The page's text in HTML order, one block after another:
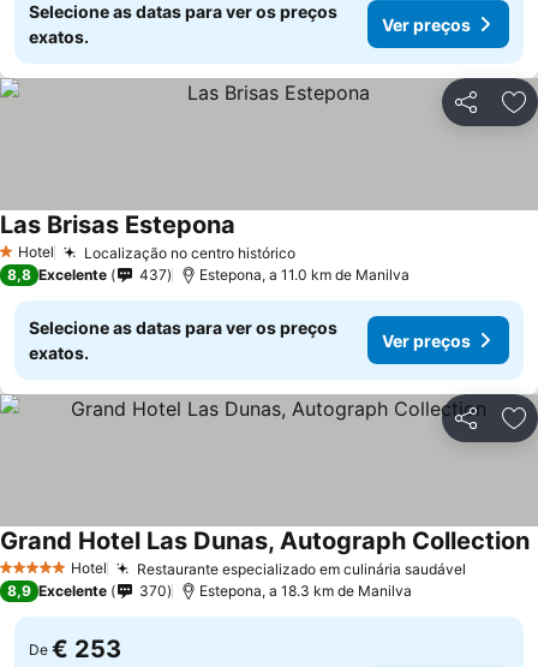
Selecione as datas para ver os preços
exatos.
Ver preços
Partilhar
1 Estrelas
Hotel Localização no centro históricoVer preços
Las Brisas Estepona
8,8 Excelente 437 Estepona, a 11.0 km de Manilva
Selecione as datas para ver os preços
exatos.
Ver preços
Partilhar
5 Estrelas Hotel Restaurante especializado em culinária saudável
Grand Hotel Las Dunas, Autograph Collection
8,9 Excelente 370 Estepona, a 18.3 km de Manilva
De € 253